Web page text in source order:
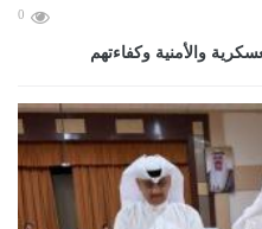
0
والأمنية وكفاءتهم